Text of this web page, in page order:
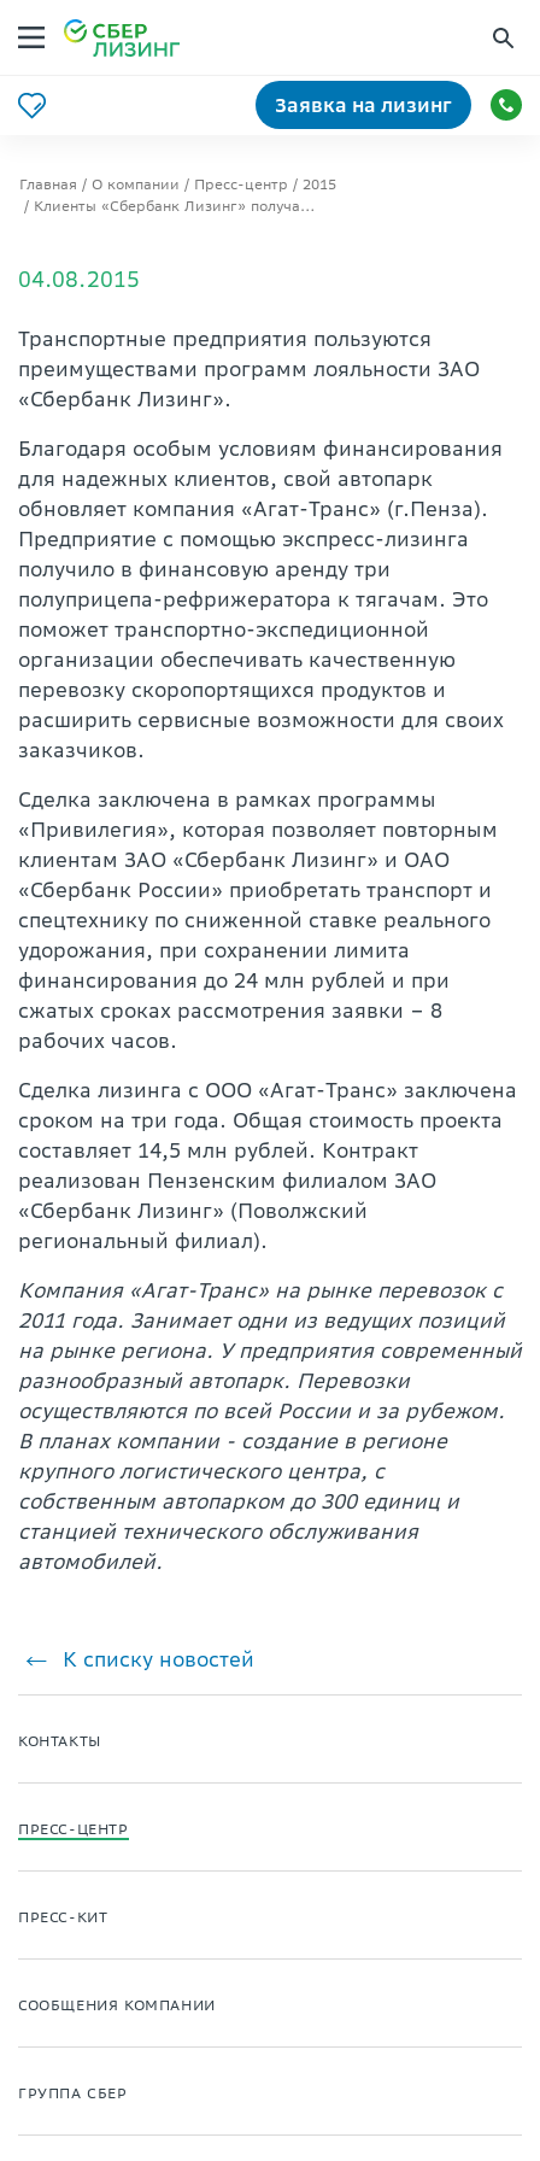
Заявка на лизинг
Главная О компании Пресс-центр
2015
Клиенты «Сбербанк Лизинг» получают выгодные условия по программе лояльности «Привилегия»
КОНТАКТЫ
ПРЕСС-ЦЕНТР
ПРЕСС-КИТ
СООБЩЕНИЯ КОМПАНИИ
ГРУППА СБЕР
04.08.2015
Транспортные предприятия пользуются
преимуществами программ лояльности ЗАО
«Сбербанк Лизинг».
Благодаря особым условиям финансирования
для надежных клиентов, свой автопарк
обновляет компания «Агат-Транс» (г.Пенза).
Предприятие с помощью экспресс-лизинга
получило в финансовую аренду три
полуприцепа-рефрижератора к тягачам. Это
поможет транспортно-экспедиционной
организации обеспечивать качественную
перевозку скоропортящихся продуктов и
расширить сервисные возможности для своих
заказчиков.
Сделка заключена в рамках программы
«Привилегия», которая позволяет повторным
клиентам ЗАО «Сбербанк Лизинг» и ОАО
«Сбербанк России» приобретать транспорт и
спецтехнику по сниженной ставке реального
удорожания, при сохранении лимита
финансирования до 24 млн рублей и при
сжатых сроках рассмотрения заявки – 8
рабочих часов.
Сделка лизинга с ООО «Агат-Транс» заключена
сроком на три года. Общая стоимость проекта
составляет 14,5 млн рублей. Контракт
реализован Пензенским филиалом ЗАО
«Сбербанк Лизинг» (Поволжский
региональный филиал).
Компания «Агат-Транс» на рынке перевозок с
2011 года. Занимает одни из ведущих позиций
на рынке региона. У предприятия современный
разнообразный автопарк. Перевозки
осуществляются по всей России и за рубежом.
В планах компании - создание в регионе
крупного логистического центра, с
собственным автопарком до 300 единиц и
станцией технического обслуживания
автомобилей.
К списку новостей